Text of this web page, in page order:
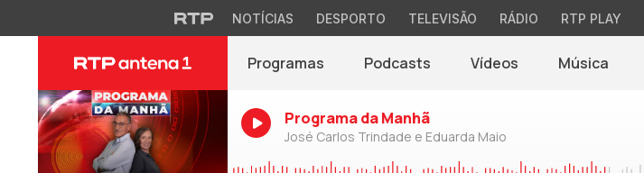
NOTÍCIAS DESPORTO TELEVISÃO RÁDIO RTP PLAY
Programas Podcasts Vídeos Música
Programa da Manhã
José Carlos Trindade e Eduarda Maio